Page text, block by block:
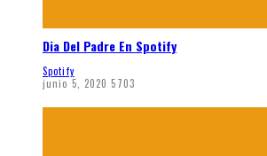
Dia Del Padre En Spotify
Spotify
junio 5, 2020 5703